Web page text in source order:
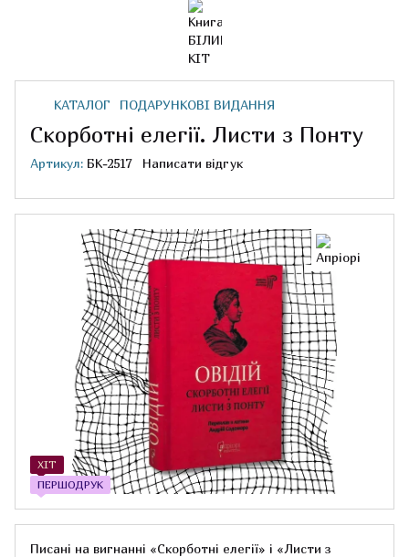
КАТАЛОГ ПОДАРУНКОВІ ВИДАННЯ
Скорботні елегії. Листи з Понту
Артикул: БК-2517 Написати відгук
ХІТ
ПЕРШОДРУК
Писані на вигнанні «Скорботні елегії» і «Листи з